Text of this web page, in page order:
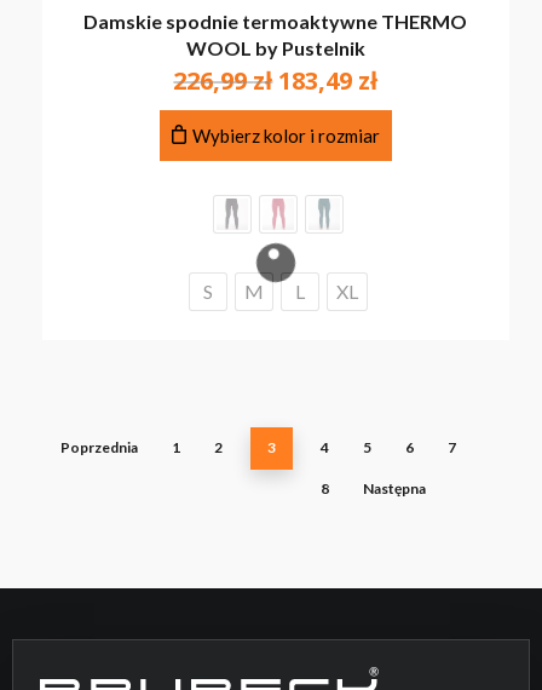
Damskie spodnie termoaktywne THERMO
WOOL by Pustelnik
226,99zł Pierwotna
cena
wynosiła:
226,99 zł.
183,49 złAktualna
cena
wynosi:
183,49 zł.
Wybierz kolor i rozmiar
S M L XL
Poprzednia 1 2 3 4 5 6 7
8 Następna